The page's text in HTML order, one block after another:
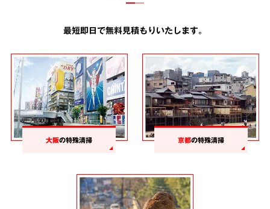
最短即日で無料見積もりいたします。
大阪の特殊清掃 京都の特殊清掃